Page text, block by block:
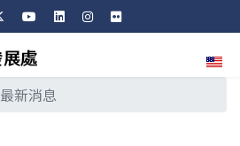
選擇
最新消息